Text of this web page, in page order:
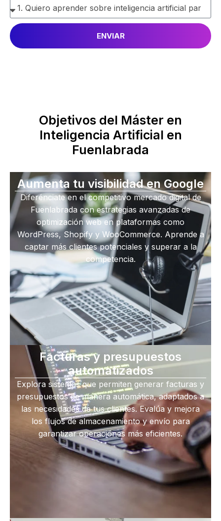
ENVIAR
Objetivos del Máster en
Inteligencia Artificial en
Fuenlabrada
Aumenta tu visibilidad en Google
Diferénciate en el competitivo mercado digital de
Fuenlabrada con estrategias avanzadas de
optimización web en plataformas como
WordPress, Shopify y WooCommerce. Aprende a
captar más clientes potenciales y superar a la
competencia.
Facturas y presupuestos
automatizados
Explora sistemas que permiten generar facturas y
presupuestos de manera automática, adaptados a
las necesidades de tus clientes. Evalúa y mejora
los flujos de almacenamiento y envío para
garantizar operaciones más eficientes.